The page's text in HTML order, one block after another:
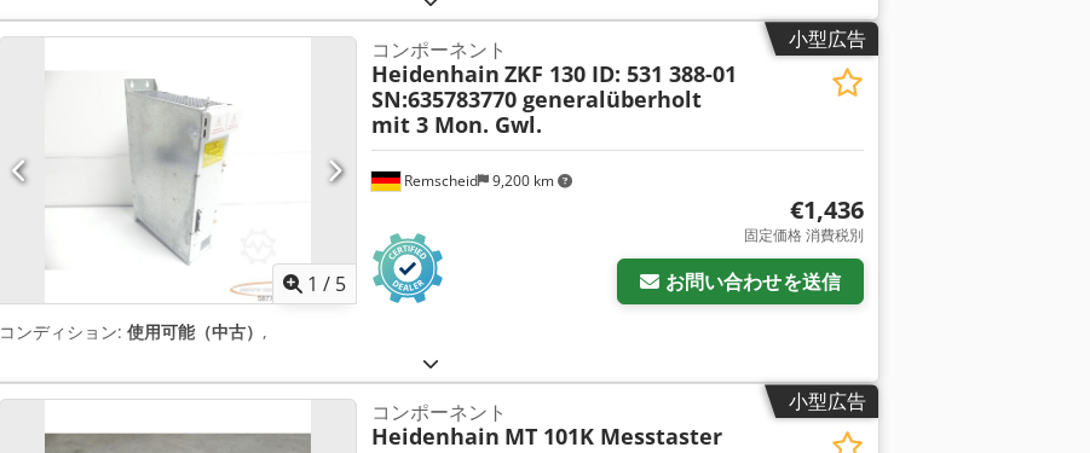
小型広告
1 / 5
Remscheid 9,200 km
コンポーネント
Heidenhain ZKF 130 ID: 531 388-01
SN:635783770 generalüberholt
mit 3 Mon. Gwl.
€1,436
固定価格 消費税別
お問い合わせを送信
コンディション: 使用可能（中古） ,
小型広告
コンポーネント
Heidenhain MT 101K Messtaster